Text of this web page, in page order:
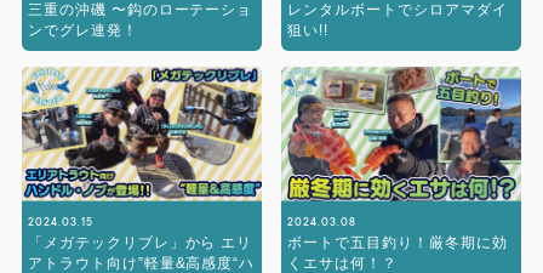
三重の沖磯 〜鈎のローテーショ
ンでグレ連発！
レンタルボートでシロアマダイ
狙い!!
2024.03.15
「メガテックリブレ」から エリ
アトラウト向け”軽量&高感度“ハ
2024.03.08
ボートで五目釣り！厳冬期に効
くエサは何！？